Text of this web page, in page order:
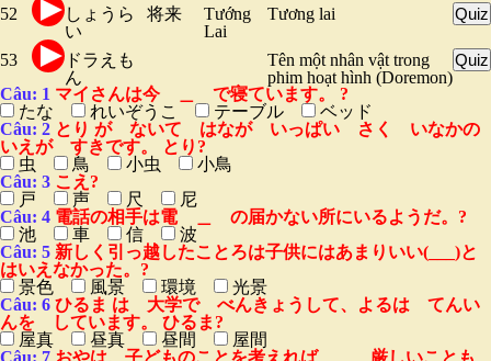
52
しょうら
い
将来
Tướng
Lai
Tương lai Quiz
53
ドラえも
ん
Tên một nhân vật trong
phim hoạt hình (Doremon)
Quiz
Câu: 1 マイさんは今 ＿ で寝ています。 ?
たな
れいぞうこ テーブル
ベッド
Câu: 2 とり が ないて はなが いっぱい さく いなかの
いえが すきです。 とり?
虫
鳥 小虫
小鳥
Câu: 3 こえ?
戸
声 尺
尼
Câu: 4 電話の相手は電 ＿ の届かない所にいるようだ。?
池
車 信
波
Câu: 5 新しく引っ越したことろは子供にはあまりいい(___)と
はいえなかった。?
景色
風景 環境
光景
Câu: 6 ひるま は 大学で べんきょうして、よるは てんい
んを しています。 ひるま?
屋真
昼真 昼間
屋間
Câu: 7 おやは、子どものことを考えれば ＿ 厳しいことも